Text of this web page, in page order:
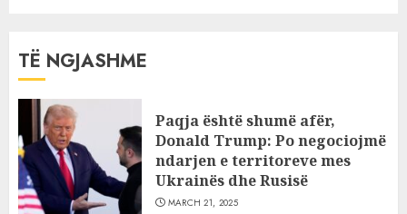
TË NGJASHME
Paqja është shumë afër,
Donald Trump: Po negociojmë
ndarjen e territoreve mes
Ukrainës dhe Rusisë
MARCH 21, 2025